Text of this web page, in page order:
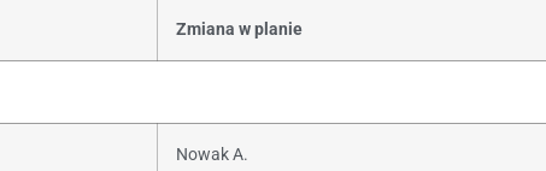
Zmiana w planie
Nowak A.